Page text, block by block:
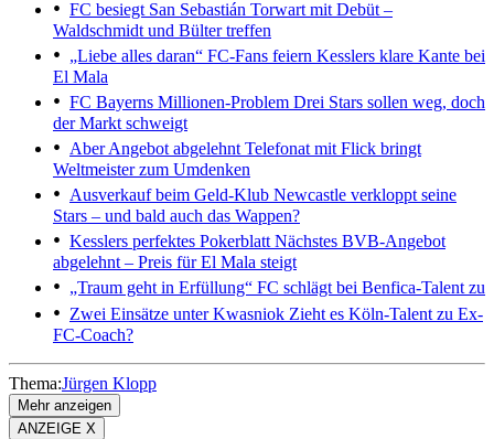
FC besiegt San Sebastián Torwart mit Debüt –
Waldschmidt und Bülter treffen
„Liebe alles daran“ FC-Fans feiern Kesslers klare Kante bei
El Mala
FC Bayerns Millionen-Problem Drei Stars sollen weg, doch
der Markt schweigt
Aber Angebot abgelehnt Telefonat mit Flick bringt
Weltmeister zum Umdenken
Ausverkauf beim Geld-Klub Newcastle verkloppt seine
Stars – und bald auch das Wappen?
Kesslers perfektes Pokerblatt Nächstes BVB-Angebot
abgelehnt – Preis für El Mala steigt
„Traum geht in Erfüllung“ FC schlägt bei Benfica-Talent zu
Zwei Einsätze unter Kwasniok Zieht es Köln-Talent zu Ex-
FC-Coach?
Thema:Jürgen Klopp
Mehr anzeigen
ANZEIGE X